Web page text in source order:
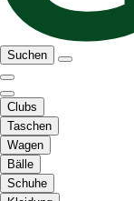
Suchen
Clubs
Taschen
Wagen
Bälle
Schuhe